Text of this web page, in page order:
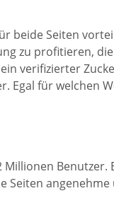
beide Seiten
zu profitieren,
verifizierter
Egal für welchen
Seiten